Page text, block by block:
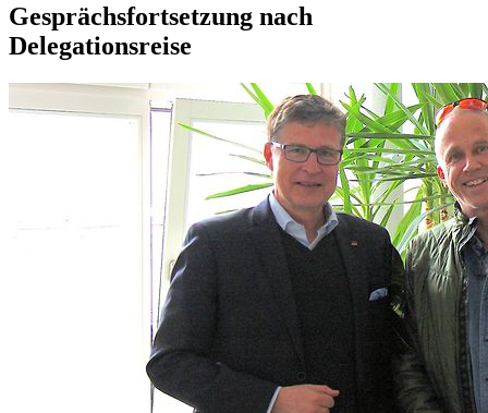
Gesprächsfortsetzung nach
Delegationsreise